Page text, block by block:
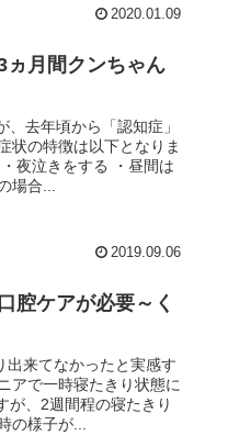
2020.01.09
ヵ月間クンちゃん
去年頃から「認知症」
状の特徴は以下となりま
夜泣きをする ・昼間は
場合...
2019.09.06
腔ケアが必要～く
出来てなかったと実感す
アで一時寝たきり状態に
が、2週間程の寝たきり
の様子が...